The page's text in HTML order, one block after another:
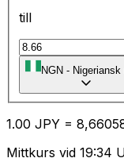
till
NGN - Nigeriansk
1.00 JPY = 8,
Mittkurs vid 19:34